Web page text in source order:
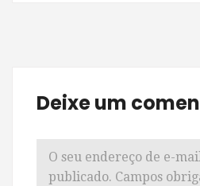
Deixe um
O seu endereço de e-
publicado. Campos